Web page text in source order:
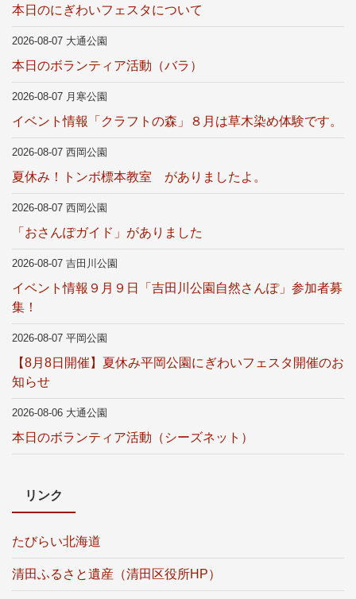
本日のにぎわいフェスタについて
2026-08-07 大通公園
本日のボランティア活動（バラ）
2026-08-07 月寒公園
イベント情報「クラフトの森」８月は草木染め体験です。
2026-08-07 西岡公園
夏休み！トンボ標本教室 がありましたよ。
2026-08-07 西岡公園
「おさんぽガイド」がありました
2026-08-07 吉田川公園
イベント情報９月９日「吉田川公園自然さんぽ」参加者募
集！
2026-08-07 平岡公園
【8月8日開催】夏休み平岡公園にぎわいフェスタ開催のお
知らせ
2026-08-06 大通公園
本日のボランティア活動（シーズネット）
リンク
たびらい北海道
清田ふるさと遺産（清田区役所HP）